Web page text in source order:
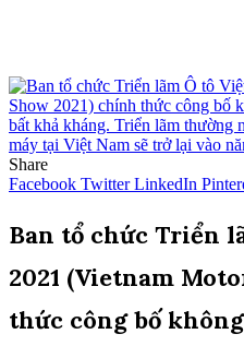
Share
Facebook Twitter LinkedIn
Ban tổ chức Triển
2021 (Vietnam
thức công bố